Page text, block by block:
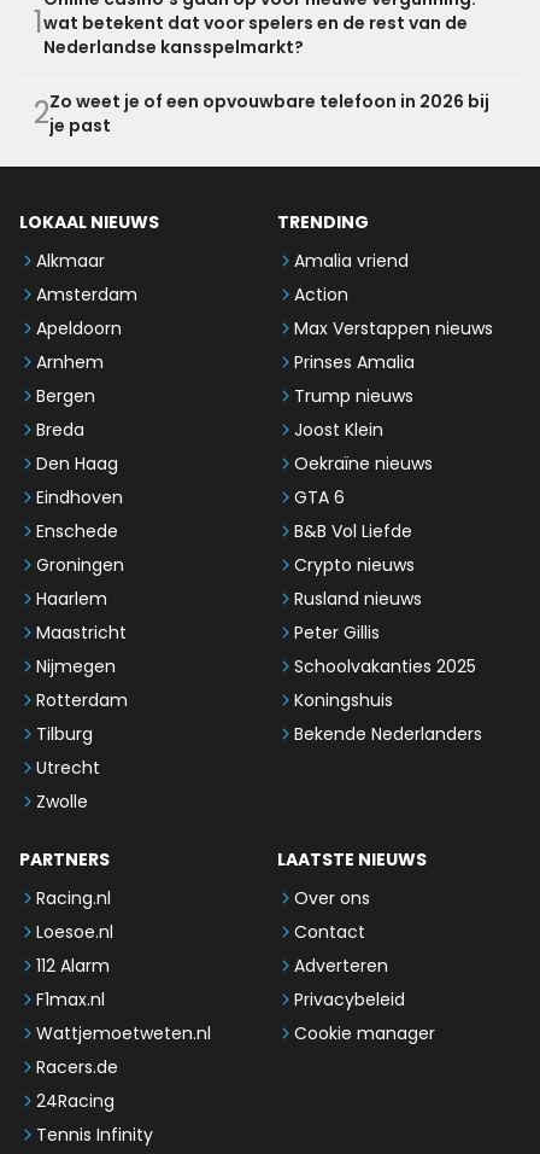
1wat betekent dat voor spelers en de rest van de
Nederlandse kansspelmarkt?
2Zo weet je of een opvouwbare telefoon in 2026 bij
je past
LOKAAL NIEUWS
Alkmaar
Amsterdam
Apeldoorn
Arnhem
Bergen
Breda
Den Haag
Eindhoven
Enschede
Groningen
Haarlem
Maastricht
Nijmegen
Rotterdam
Tilburg
Utrecht
Zwolle
TRENDING
Amalia vriend
Action
Max Verstappen nieuws
Prinses Amalia
Trump nieuws
Joost Klein
Oekraïne nieuws
GTA 6
B&B Vol Liefde
Crypto nieuws
Rusland nieuws
Peter Gillis
Schoolvakanties 2025
Koningshuis
Bekende Nederlanders
PARTNERS
Racing.nl
Loesoe.nl
112 Alarm
F1max.nl
Wattjemoetweten.nl
Racers.de
24Racing
Tennis Infinity
LAATSTE NIEUWS
Over ons
Contact
Adverteren
Privacybeleid
Cookie manager